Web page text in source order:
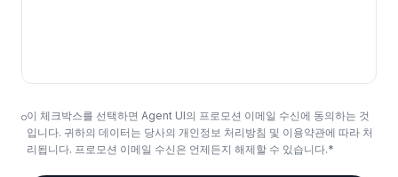
이 체크박스를 선택하면 Agent UI의 프로모션 이메일 수신에 동의하는 것
입니다. 귀하의 데이터는 당사의 개인정보 처리방침 및 이용약관에 따라 처
리됩니다. 프로모션 이메일 수신은 언제든지 해제할 수 있습니다.*